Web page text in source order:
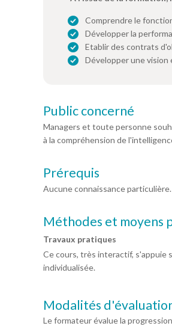
Comprendre le
Développer la
Etablir des contrats
Développer une vision
Public concerné
Managers et toute personne
à la compréhension de
Prérequis
Aucune connaissance particulière.
Méthodes et moyens
Travaux pratiques
Ce cours, très interactif, s'appuie
individualisée.
Modalités
Le formateur évalue la